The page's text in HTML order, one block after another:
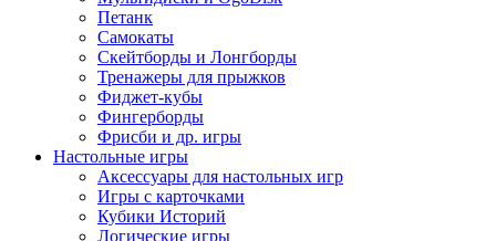
Петанк
Самокаты
Скейтборды и Лонгборды
Тренажеры для прыжков
Фиджет-кубы
Фингерборды
Фрисби и др. игры
Настольные игры
Аксессуары для настольных игр
Игры с карточками
Кубики Историй
Логические игры